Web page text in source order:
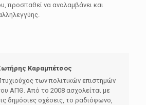
προσπαθεί να αναλαμβάνει και
Καραμπέτσος
των πολιτικών επιστημών
ΑΠΘ. Από το 2008 ασχολείται με
δημόσιες σχέσεις, το ραδιόφωνο,